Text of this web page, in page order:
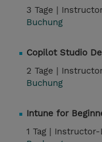
3 Tage |
Buchung
Copilot Studio
2 Tage |
Buchung
Intune for
1 Tag | Instructor-